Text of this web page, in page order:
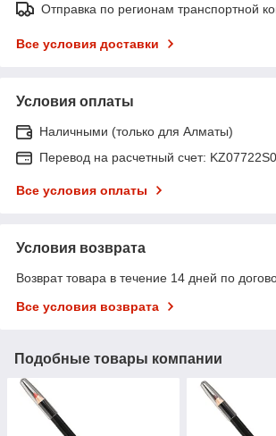
Отправка по регионам транспортной
Все условия доставки
Условия оплаты
Наличными (только для Алматы)
Перевод на расчетный счет:
Все условия оплаты
Условия возврата
Возврат товара в течение 14 дней по
Все условия возврата
Подобные товары компании